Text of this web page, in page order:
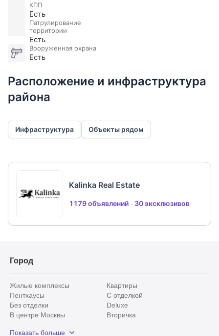
КПП
Есть
Патрулирование
территории
Есть
Вооруженная охрана
Есть
Расположение и инфраструктура
района
Инфраструктура Объекты рядом
Kalinka Real Estate
1179 объявлений 30 эксклюзивов
Город
Жилые комплексы
Квартиры
Пентхаусы
С отделкой
Без отделки
Deluxe
В центре Москвы
Вторичка
Показать больше